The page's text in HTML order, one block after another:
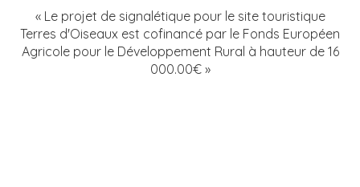
« Le projet de signalétique pour le site touristique
Terres d'Oiseaux est cofinancé par le Fonds Européen
Agricole pour le Développement Rural à hauteur de 16
000.00€ »